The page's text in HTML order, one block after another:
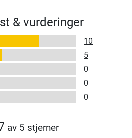
& vurderinger
10
5
0
0
0
av 5 stjerner